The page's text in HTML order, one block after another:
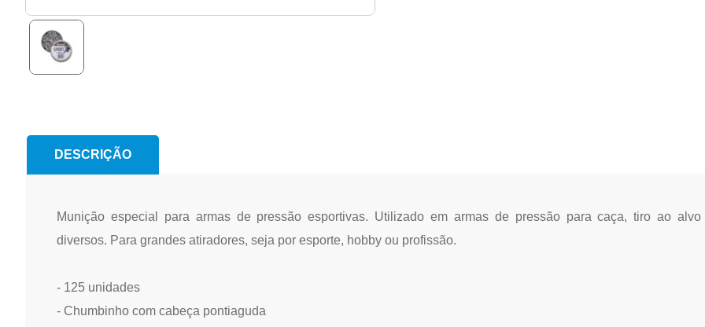
DESCRIÇÃO
Munição especial para armas de pressão esportivas. Utilizado em armas de pressão para caça, tiro ao
diversos. Para grandes atiradores, seja por esporte, hobby ou profissão.
- 125 unidades
- Chumbinho com cabeça pontiaguda